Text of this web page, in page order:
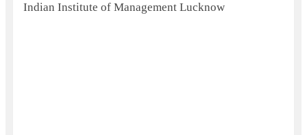
Indian Institute of Management Lucknow